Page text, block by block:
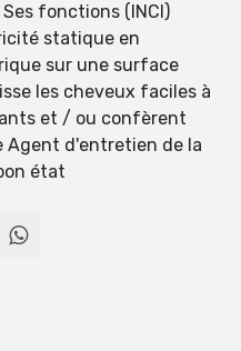
Ses fonctions (INCI)
statique en
sur une surface
les cheveux faciles à
et / ou confèrent
Agent d'entretien de la
état